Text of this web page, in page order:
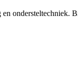
ondersteltechniek.